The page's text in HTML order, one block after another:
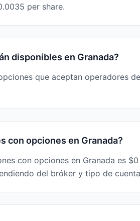
per share.
disponibles en Granada?
que aceptan operadores
con opciones en Granada?
con opciones en Granada es
del bróker y tipo de